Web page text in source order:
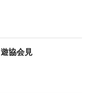
協会見